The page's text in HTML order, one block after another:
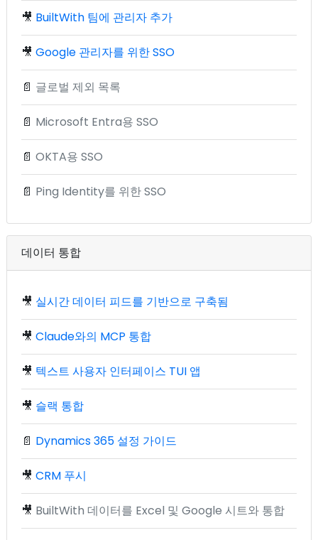
🎥 BuiltWith 팀에 관리자 추가
🎥 Google 관리자를 위한 SSO
📄 글로벌 제외 목록
📄 Microsoft Entra용 SSO
📄 OKTA용 SSO
📄 Ping Identity를 위한 SSO
데이터 통합
🎥 실시간 데이터 피드를 기반으로 구축됨
🎥 Claude와의 MCP 통합
🎥 텍스트 사용자 인터페이스 TUI 앱
🎥 슬랙 통합
📄 Dynamics 365 설정 가이드
🎥 CRM 푸시
🎥 BuiltWith 데이터를 Excel 및 Google 시트와 통합